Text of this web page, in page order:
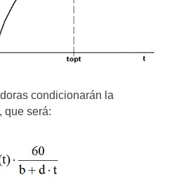
condicionarán la
que será: